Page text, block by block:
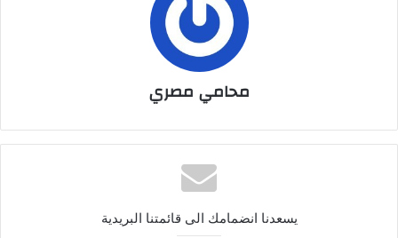
محامي مصري
يسعدنا انضمامك الى قائمتنا البريدية